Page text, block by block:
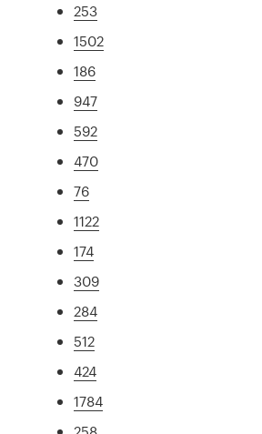
253
1502
186
947
592
470
76
1122
174
309
284
512
424
1784